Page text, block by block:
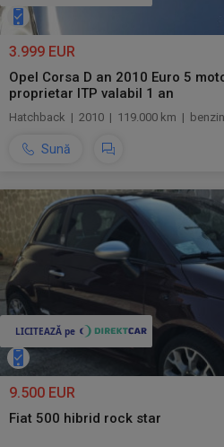
3.999 EUR
Opel Corsa D an 2010 Euro 5
proprietar ITP valabil 1 an
Hatchback | 2010 | 119.000 km |
Sună
9.500 EUR
Fiat 500 hibrid rock star